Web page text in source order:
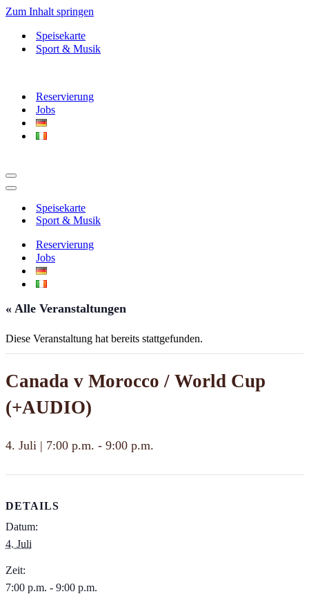
Zum Inhalt springen
Speisekarte
Sport & Musik
Reservierung
Jobs
Navigationsmenü
Navigationsmenü
Speisekarte
Sport & Musik
Reservierung
Jobs
« Alle Veranstaltungen
Diese Veranstaltung hat bereits stattgefunden.
Canada v Morocco / World Cup
(+AUDIO)
4. Juli | 7:00 p.m. - 9:00 p.m.
DETAILS
Datum:
4. Juli
Zeit:
7:00 p.m. - 9:00 p.m.